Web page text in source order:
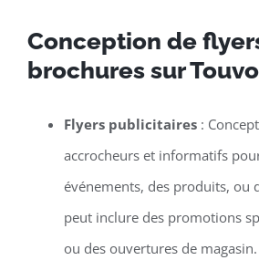
Conception de
brochures sur
Flyers publicitaires:
accrocheurs et informatifs
événements, des produits, ou
peut inclure des promotions
ou des ouvertures de magasin.